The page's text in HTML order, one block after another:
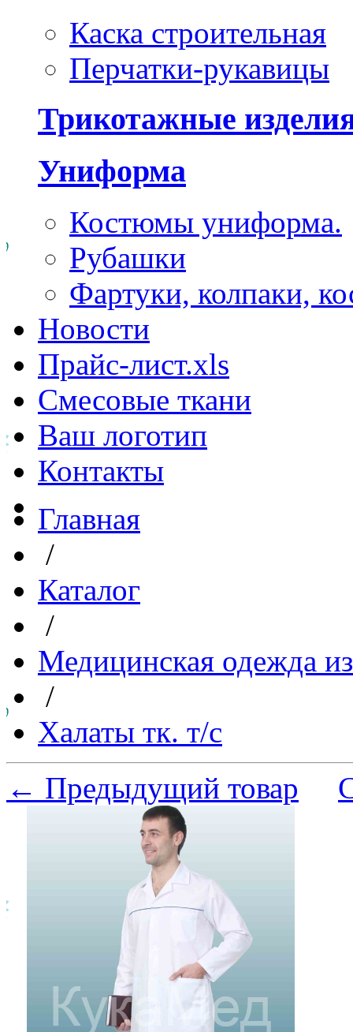
Каска строительная
Перчатки-рукавицы
Трикотажные
Униформа
Костюмы униформа.
Рубашки
Фартуки, колпаки,
Новости
Прайс-лист.xls
Смесовые ткани
Ваш логотип
Контакты
Главная
/
Каталог
/
Медицинская одежда
/
Халаты тк. т/с
← Предыдущий товар